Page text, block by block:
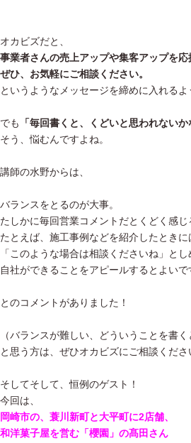
オカビズだと、
事業者さんの売上アップや集客アップを応
ぜひ、お気軽にご相談ください。
というようなメッセージを締めに入れるよ
でも
「毎回書くと、くどいと思われないか
そう、悩むんですよね。
講師の水野からは、
バランスをとるのが大事。
たしかに毎回営業コメントだとくどく感じ
たとえば、施工事例などを紹介したときに
「このような場合は相談くださいね」とし
自社ができることをアピールするとよいで
とのコメントがありました！
（バランスが難しい、どういうことを書く
と思う方は、ぜひオカビズにご相談くださ
そしてそして、恒例のゲスト！
今回は、
岡崎市の、蓑川新町と大平町に2店舗、
和洋菓子屋を営む「櫻園」 の髙田さん